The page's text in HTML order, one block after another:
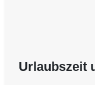
Urlaubszeit